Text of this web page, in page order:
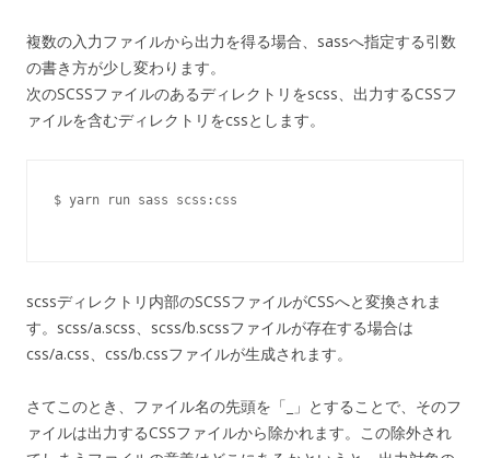
複数の入力ファイルから出力を得る場合、sassへ指定する引数
の書き方が少し変わります。
次のSCSSファイルのあるディレクトリをscss、出力するCSSフ
ァイルを含むディレクトリをcssとします。
$ yarn run sass scss:css
scssディレクトリ内部のSCSSファイルがCSSへと変換されま
す。scss/a.scss、scss/b.scssファイルが存在する場合は
css/a.css、css/b.cssファイルが生成されます。
さてこのとき、ファイル名の先頭を「_」とすることで、そのフ
ァイルは出力するCSSファイルから除かれます。この除外され